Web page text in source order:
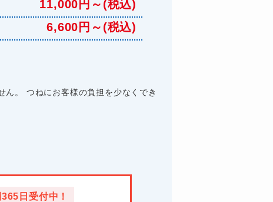
11,000円～(税込)
6,600円～(税込)
。 つねにお客様の負担を少なくでき
日受付中！